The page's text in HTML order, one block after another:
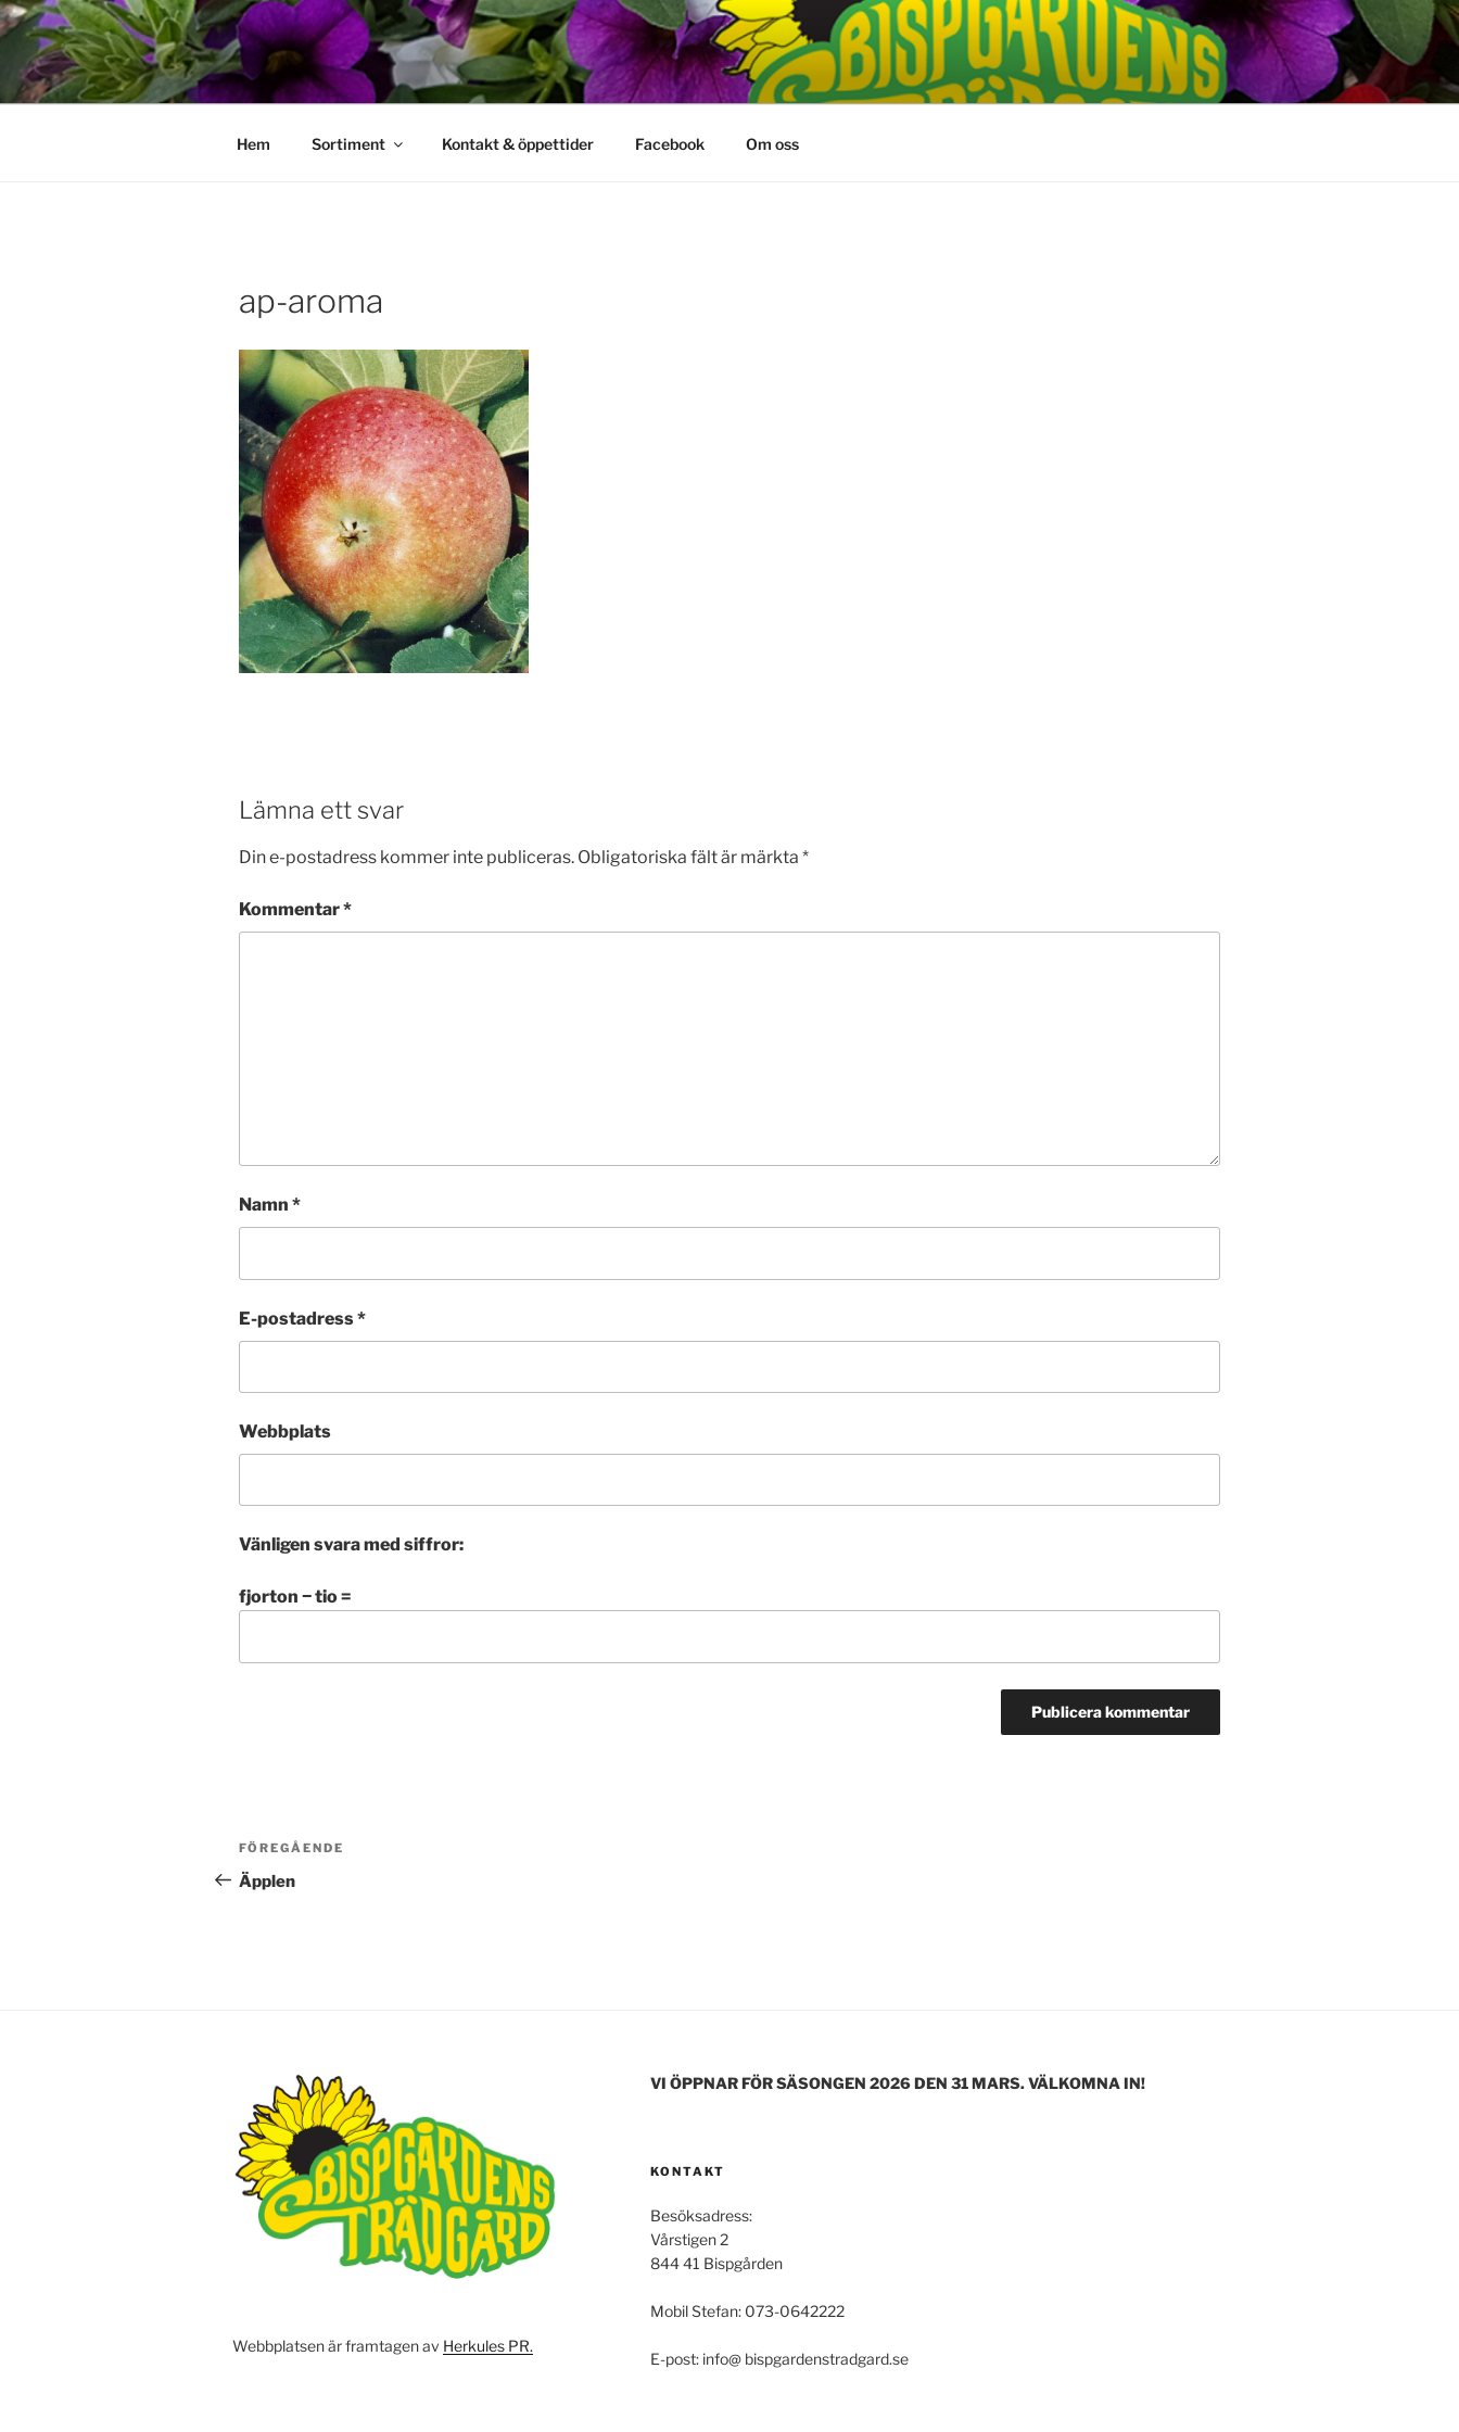
Hoppa
till
innehåll
Hem Sortiment Kontakt & öppettider Facebook Om oss
ap-aroma
Lämna ett svar
Din e-postadress kommer inte publiceras. Obligatoriska fält är märkta *
Kommentar*
Namn *
E-postadress*
Webbplats
Vänligen svara med siffror:
fjorton − tio =
Inläggsnavigering
Föregående
inlägg
FÖREGÅENDE
Äpplen
Webbplatsen är framtagen av Herkules PR.
VI ÖPPNAR FÖR SÄSONGEN 2026 DEN 31 MARS. VÄLKOMNA IN!
KONTAKT
Besöksadress:
Vårstigen 2
844 41 Bispgården
Mobil Stefan: 073-0642222
E-post: info@ bispgardenstradgard.se